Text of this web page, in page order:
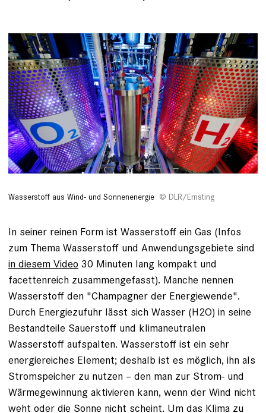
Was­ser­stoff aus Wind- und Sonnenenergie DLR/Ernsting
In seiner reinen Form ist Wasserstoff ein Gas (Infos
zum Thema Wasserstoff und Anwendungsgebiete sind
in diesem Video 30 Minuten lang kompakt und
facettenreich zusammengefasst). Manche nennen
Wasserstoff den "Champagner der Energiewende".
Durch Energiezufuhr lässt sich Wasser (H2O) in seine
Bestandteile Sauerstoff und klimaneutralen
Wasserstoff aufspalten. Wasserstoff ist ein sehr
energiereiches Element; deshalb ist es möglich, ihn als
Stromspeicher zu nutzen – den man zur Strom- und
Wärmegewinnung aktivieren kann, wenn der Wind nicht
weht oder die Sonne nicht scheint. Um das Klima zu